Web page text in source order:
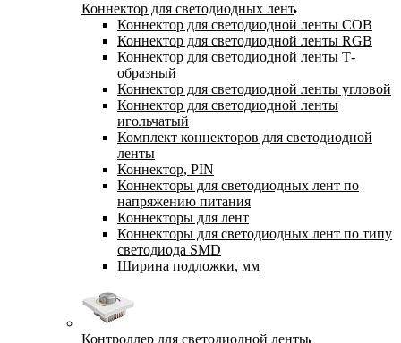
Коннектор для светодиодных лент
Коннектор для светодиодной ленты COB
Коннектор для светодиодной ленты RGB
Коннектор для светодиодной ленты Т-
образный
Коннектор для светодиодной ленты угловой
Коннектор для светодиодной ленты
игольчатый
Комплект коннекторов для светодиодной
ленты
Коннектор, PIN
Коннекторы для светодиодных лент по
напряжению питания
Коннекторы для лент
Коннекторы для светодиодных лент по типу
светодиода SMD
Ширина подложки, мм
Контроллер для светодиодной ленты